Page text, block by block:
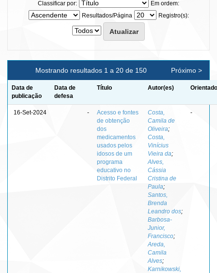
Classificar por:
Em ordem:
Resultados/Página
Registro(s):
Mostrando resultados 1 a 20 de 150 Próximo >
Data de
publicação
Data de
defesa
Título Autor(es)
16-Set-2024 -
Acesso e fontes
de obtenção
dos
medicamentos
usados pelos
idosos de um
programa
educativo no
Distrito Federal
Costa,
Camila de
Oliveira;
Costa,
Vinícius
Vieira da;
Alves,
Cássia
Cristina de
Paula;
Santos,
Brenda
Leandro dos;
Barbosa-
Junior,
Francisco;
Areda,
Camila
Alves;
Karnikowski,
-